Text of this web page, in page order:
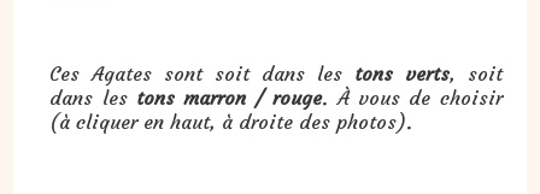
Ces Agates sont soit dans les tons verts, soit
dans lestons marron / rouge. À vous de choisir
(à cliquer en haut, à droite des photos).